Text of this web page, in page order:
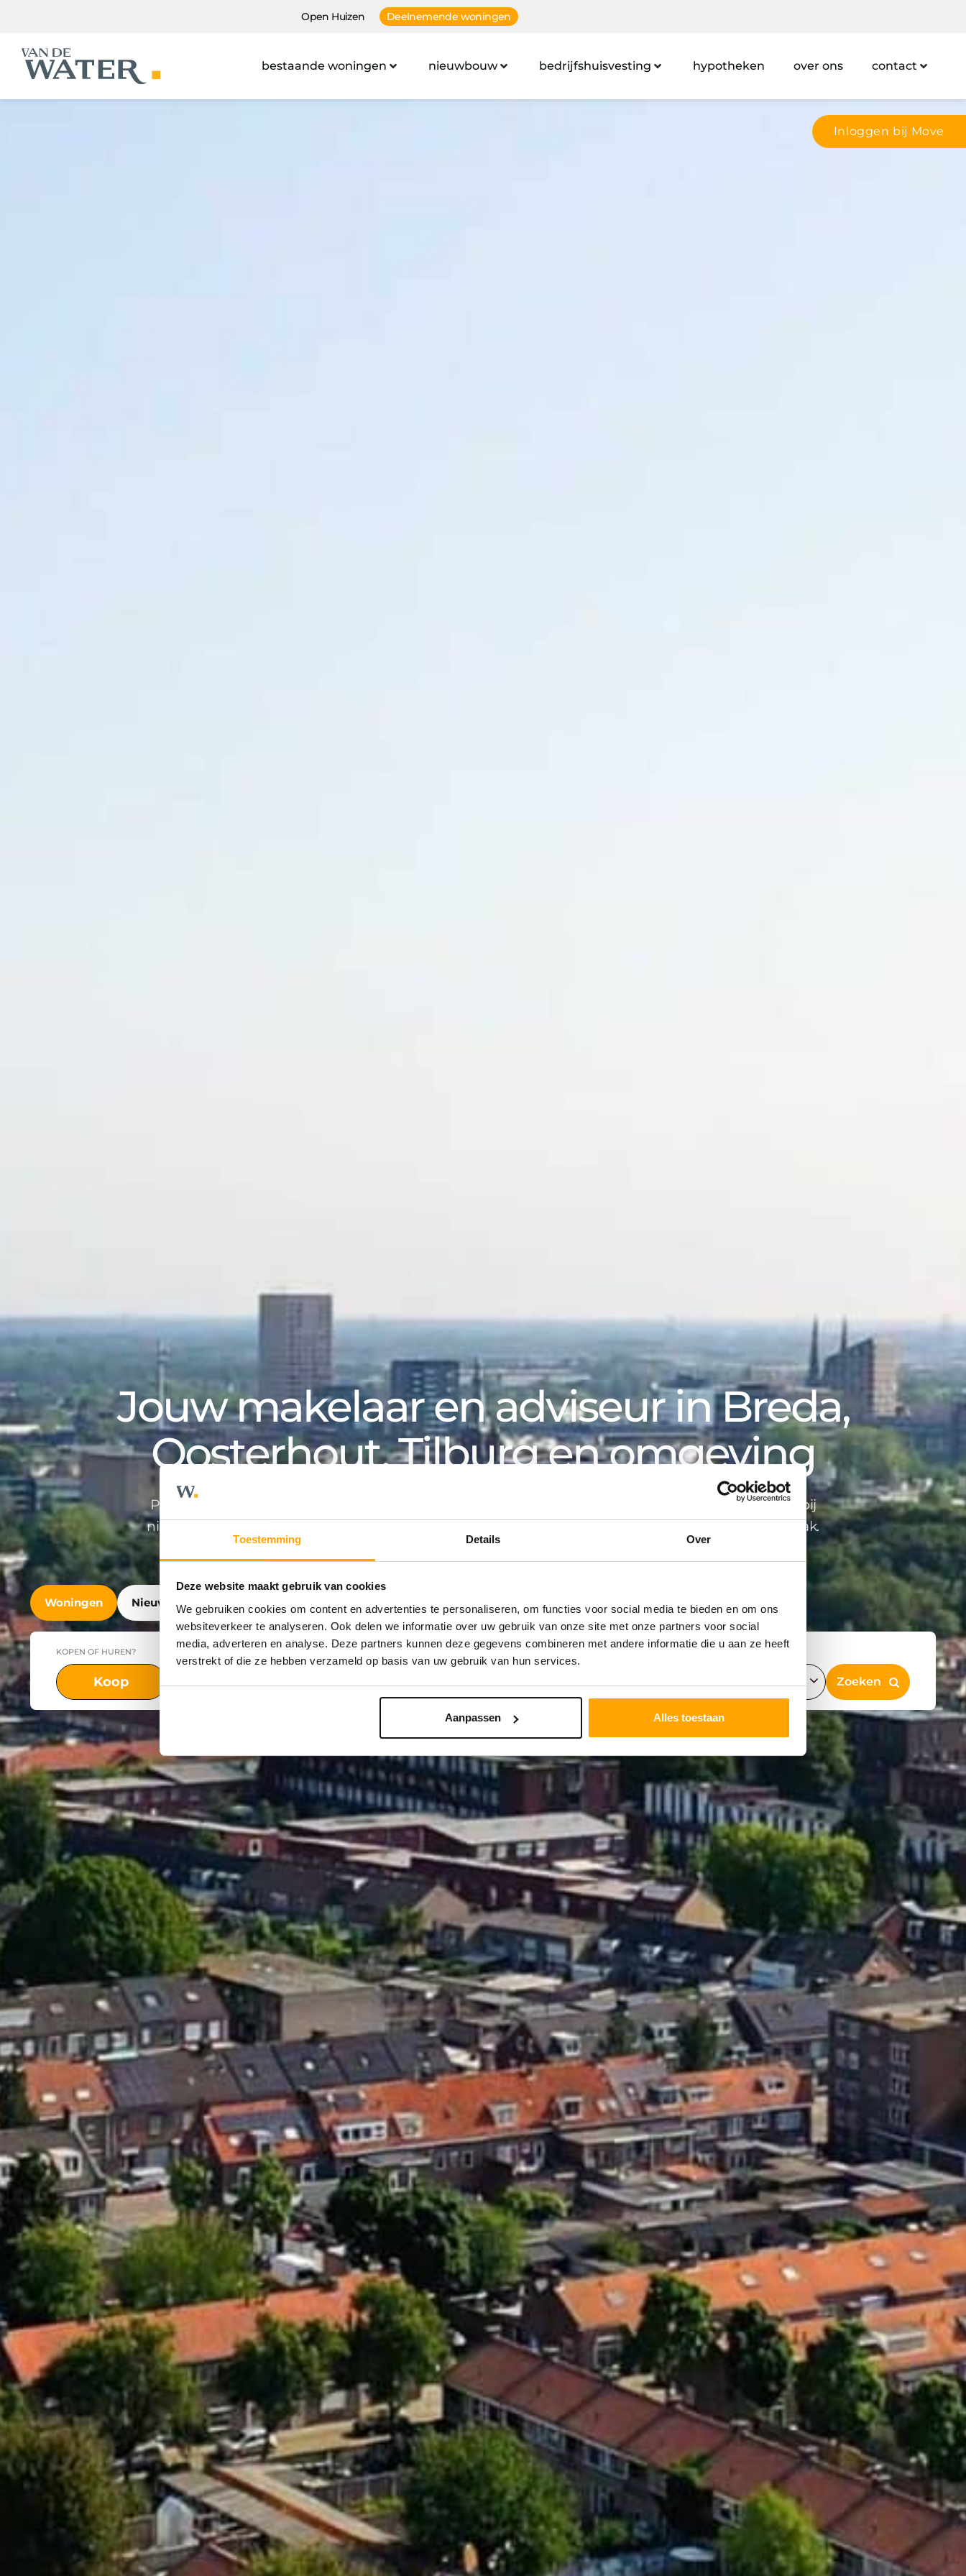
Toestemming Details Over
Deze website maakt gebruik van cookies
We gebruiken cookies om content en advertenties te personaliseren, om functies voor social media te bieden en om ons
websiteverkeer te analyseren. Ook delen we informatie over uw gebruik van onze site met onze partners voor social
media, adverteren en analyse. Deze partners kunnen deze gegevens combineren met andere informatie die u aan ze heeft
verstrekt of die ze hebben verzameld op basis van uw gebruik van hun services.
Aanpassen Alles toestaan
Open Huizen Deelnemende woningen
bestaande woningen nieuwbouw bedrijfshuisvesting hypotheken over ons contact
Inloggen bij Move
Jouw makelaar en adviseur in Breda,
Oosterhout, Tilburg en omgeving
Professioneel en persoonlijk, voor particuliere en zakelijke klanten. Van aankoopbegeleiding tot advies bij
nieuwbouwontwikkeling en van huurwoning tot hypotheek: bij Van de Water vind je alles onder één dak.
Woningen Nieuwbouw Bedrijfshuisvesting
KOPEN OF HUREN?
Koop Huur
PLAATS